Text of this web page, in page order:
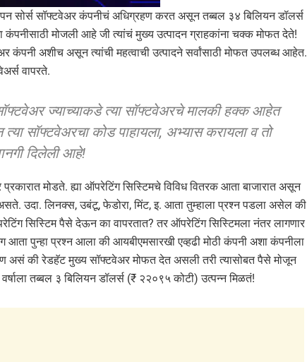
सोर्स सॉफ्टवेअर कंपनीचं अधिग्रहण करत असून तब्बल ३४ बिलियन डॉलर्स
मोजली आहे जी त्यांचं मुख्य उत्पादन ग्राहकांना चक्क मोफत देते!
अशीच असून त्यांची महत्वाची उत्पादने सर्वांसाठी मोफत उपलब्ध आहेत.
वापरते.
ज्याच्याकडे त्या सॉफ्टवेअरचे मालकी हक्क आहेत
सॉफ्टवेअरचा कोड पाहायला, अभ्यास करायला व तो
परवानगी दिलेली आहे!
मोडते. ह्या ऑपरेटिंग सिस्टिमचे विविध वितरक आता बाजारात असून
उदा. लिनक्स, उबंटू, फेडोरा, मिंट, इ. आता तुम्हाला प्रश्न पडला असेल की
सिस्टिम पैसे देऊन का वापरतात? तर ऑपरेटिंग सिस्टिमला नंतर लागणार
आता पुन्हा प्रश्न आला की आयबीएमसारखी एव्हढी मोठी कंपनी अशा कंपनीला
असं की रेडहॅट मुख्य सॉफ्टवेअर मोफत देत असली तरी त्यासोबत पैसे मोजून
तब्बल ३ बिलियन डॉलर्स (₹ २२०९५ कोटी) उत्पन्न मिळतं!